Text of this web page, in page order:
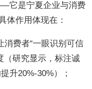
它是宁夏企业与消费
体作用体现在：
费者“一眼识别可信
（研究显示，标注诚
升20%-30%）；